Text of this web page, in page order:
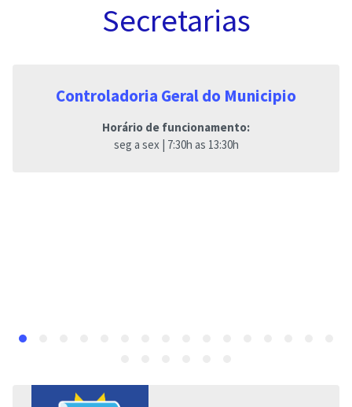
Secretarias
Controladoria Geral do Municipio
Horário de funcionamento:
seg a sex | 7:30h as 13:30h